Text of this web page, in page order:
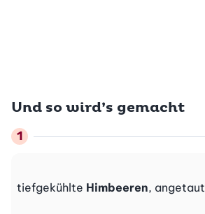
Und so wird’s gemacht
tiefgekühlte Himbeeren, angetaut